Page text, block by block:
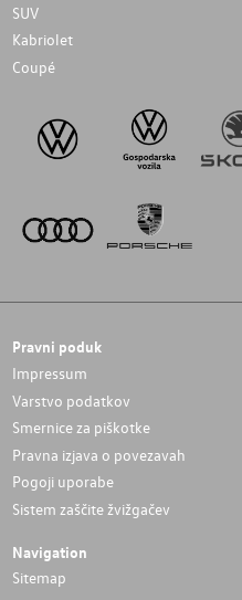
SUV
Kabriolet
Coupé
Pravni poduk
Impressum
Varstvo podatkov
Smernice za piškotke
Pravna izjava o povezavah
Pogoji uporabe
Sistem zaščite žvižgačev
Navigation
Sitemap